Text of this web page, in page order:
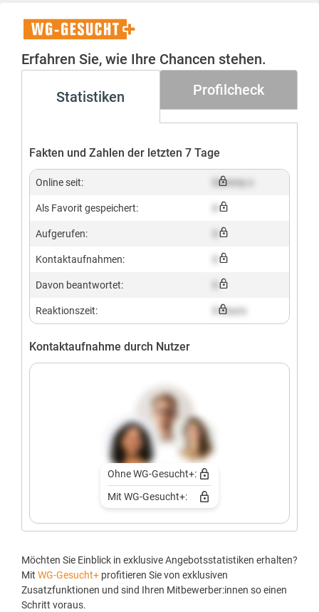
WG-
Gesucht+
Erfahren Sie, wie Ihre Chancen stehen.
Statistiken Profilcheck
Fakten und Zahlen der letzten 7 Tage
Online seit: Dummy x
Als Favorit gespeichert:
Aufgerufen:
Kontaktaufnahmen:
Davon beantwortet:
Reaktionszeit: X hours
Kontaktaufnahme durch Nutzer
Ohne WG-Gesucht+:
Mit WG-Gesucht+:
Möchten Sie Einblick in exklusive Angebotsstatistiken erhalten?
Mit WG-Gesucht+ profitieren Sie von exklusiven
Zusatzfunktionen und sind Ihren Mitbewerber:innen so einen
Schritt voraus.